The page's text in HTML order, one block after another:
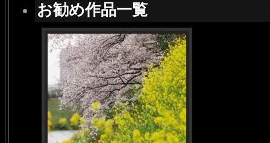
お勧め作品一覧